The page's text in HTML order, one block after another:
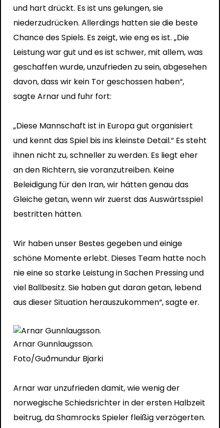
und hart drückt. Es ist uns gelungen, sie
niederzudrücken. Allerdings hatten sie die beste
Chance des Spiels. Es zeigt, wie eng es ist. „Die
Leistung war gut und es ist schwer, mit allem, was
geschaffen wurde, unzufrieden zu sein, abgesehen
davon, dass wir kein Tor geschossen haben“,
sagte Arnar und fuhr fort:
„Diese Mannschaft ist in Europa gut organisiert
und kennt das Spiel bis ins kleinste Detail.“ Es steht
ihnen nicht zu, schneller zu werden. Es liegt eher
an den Richtern, sie voranzutreiben. Keine
Beleidigung für den Iran, wir hätten genau das
Gleiche getan, wenn wir zuerst das Auswärtsspiel
bestritten hätten.
Wir haben unser Bestes gegeben und einige
schöne Momente erlebt. Dieses Team hatte noch
nie eine so starke Leistung in Sachen Pressing und
viel Ballbesitz. Sie haben gut daran getan, lebend
aus dieser Situation herauszukommen“, sagte er.
Arnar Gunnlaugsson.
Foto/Guðmundur Bjarki
Arnar war unzufrieden damit, wie wenig der
norwegische Schiedsrichter in der ersten Halbzeit
beitrug, da Shamrocks Spieler fleißig verzögerten.